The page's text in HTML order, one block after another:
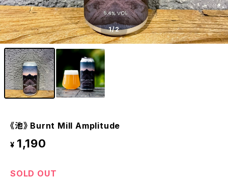
1/2
《池》 Burnt Mill Amplitude
¥ 1,190
SOLD OUT